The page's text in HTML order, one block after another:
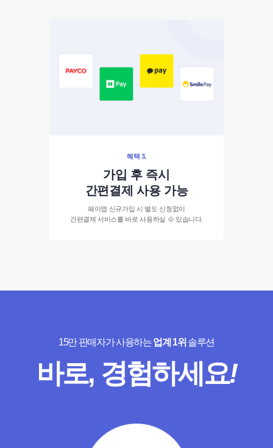
혜택 3.
가입 후 즉시
간편결제 사용 가능
페이앱 신규가입 시 별도 신청없이
간편결제 서비스를 바로 사용하실 수 있습니다.
15만 판매자가 사용하는업계 1위 솔루션
바로, 경험하세요!